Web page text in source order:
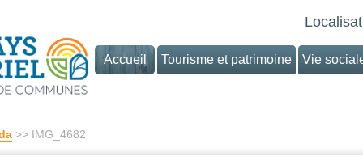
>> IMG_4682
Accueil Tourisme et patrimoine Vie